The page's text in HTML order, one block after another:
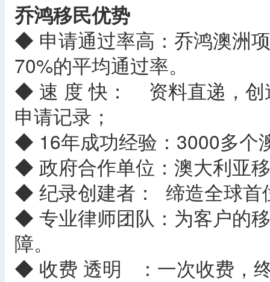
乔鸿移民优势
◆ 申请通过率高：乔鸿澳洲
70%的平均通过率。
◆ 速 度 快： 资料直递，创
申请记录；
◆ 16年成功经验：3000多个
◆ 政府合作单位：澳大利亚
◆ 纪录创建者： 缔造全球首
◆ 专业律师团队：为客户的
障。
◆ 收费 透明 ：一次收费，